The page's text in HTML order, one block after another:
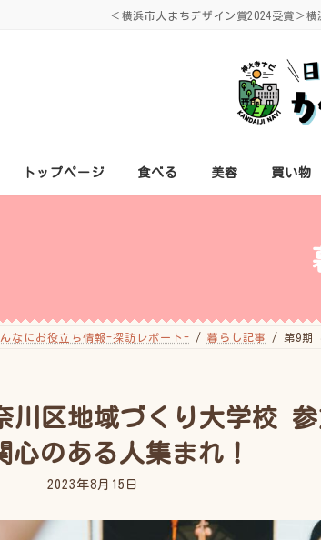
＜横浜市人まちデザイン賞2024受賞＞
トップページ 食べる 美容 買い物
なにお役立ち情報-探訪レポート- 暮らし記事 第9期
川区地域づくり大学校
心のある人集まれ！
最
新
2023年8月15日